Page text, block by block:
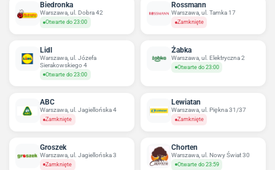
Biedronka
Warszawa, ul. Dobra 42
Otwarte do 23:00
Rossmann
Warszawa, ul. Tamka 17
Zamknięte
Lidl
Warszawa, ul. Józefa
Sierakowskiego 4
Otwarte do 23:00
Żabka
Warszawa, ul. Elektryczna 2
Otwarte do 23:00
ABC
Warszawa, ul. Jagiellońska 4
Zamknięte
Lewiatan
Warszawa, ul. Piękna 31/37
Zamknięte
Groszek
Warszawa, ul. Jagiellońska 3
Zamknięte
Chorten
Warszawa, ul. Nowy Świat 30
Otwarte do 23:59